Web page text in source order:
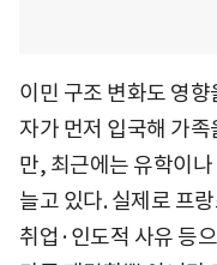
이민 구조 변화도 영
자가 먼저 입국해 가
만, 최근에는 유학이
늘고 있다. 실제로 프
취업·인도적 사유 등